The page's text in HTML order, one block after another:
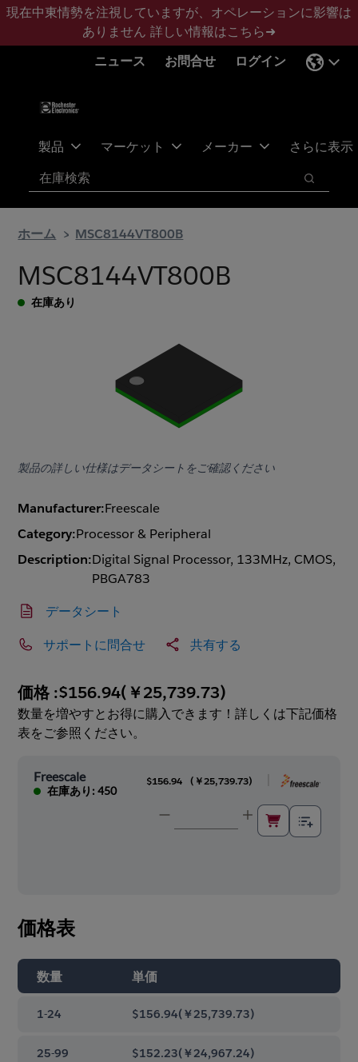
メ
ン
フ
タ
現在中東情勢を注視していますが、オペレーションに影響は
ありません 詳しい情報はこちら➜
ニュース
お問合せ ログイン
製品 マーケット メーカー さらに表示
検索
検索
ホーム MSC8144VT800B
MSC8144VT800B
在庫あり
製品の詳しい仕様はデータシートをご確認ください
Manufacturer:Freescale
Category:Processor & Peripheral
Description:Digital Signal Processor, 133MHz, CMOS,
PBGA783
データシート
サポートに問合せ 共有する
価格 :$156.94(￥25,739.73)
数量を増やすとお得に購入できます！詳しくは下記価格
表をご参照ください。
Freescale
在庫あり: 450
$156.94 ( ￥25,739.73)
価格表
数量 単価
1-24 $156.94(￥25,739.73)
25-99 $152.23(￥24,967.24)